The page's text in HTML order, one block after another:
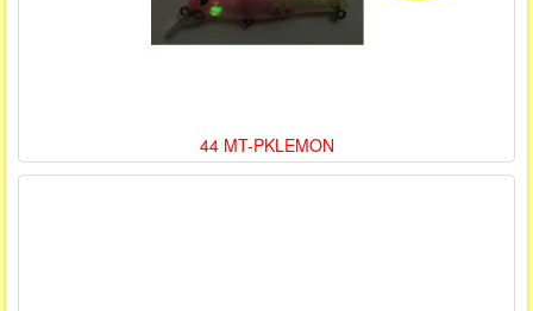
44 MT-PKLEMON